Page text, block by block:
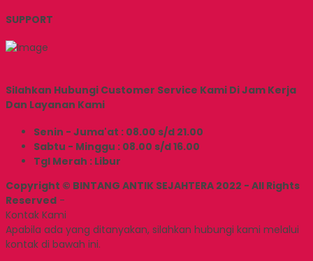
SUPPORT
Silahkan Hubungi Customer Service Kami Di Jam Kerja
Dan Layanan Kami
Senin - Juma'at : 08.00 s/d 21.00
Sabtu - Minggu : 08.00 s/d 16.00
Tgl Merah : Libur
Copyright © BINTANG ANTIK SEJAHTERA 2022 - All Rights
Reserved -
Kontak Kami
Apabila ada yang ditanyakan, silahkan hubungi kami melalui
kontak di bawah ini.